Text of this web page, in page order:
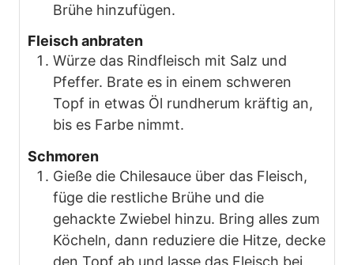
Brühe hinzufügen.
Fleisch anbraten
Würze das Rindfleisch mit Salz und
Pfeffer. Brate es in einem schweren
Topf in etwas Öl rundherum kräftig an,
bis es Farbe nimmt.
Schmoren
Gieße die Chilesauce über das Fleisch,
füge die restliche Brühe und die
gehackte Zwiebel hinzu. Bring alles zum
Köcheln, dann reduziere die Hitze, decke
den Topf ab und lasse das Fleisch bei